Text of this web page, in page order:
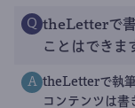
Q theLetterで書
ことはできま
A theLetterで執筆
コンテンツは書